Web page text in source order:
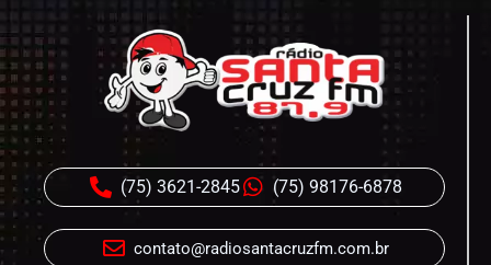
(75) 3621-2845 (75) 98176-6878
contato@radiosantacruzfm.com.br